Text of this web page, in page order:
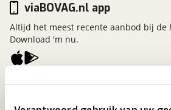
viaBOVAG.nl
Kosterijland
viaBOVAG.nl app
Altijd het meest recente aanbod bij de
Download 'm nu.